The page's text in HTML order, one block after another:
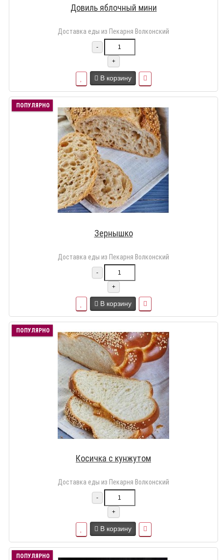
Довиль яблочный мини
Доставка еды из Пекарня Волконский
-
+
В корзину
ПОПУЛЯРНО
Зернышко
Доставка еды из Пекарня Волконский
-
+
В корзину
ПОПУЛЯРНО
Косичка с кунжутом
Доставка еды из Пекарня Волконский
-
+
В корзину
ПОПУЛЯРНО